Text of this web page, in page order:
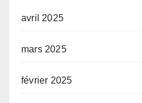
avril 2025
mars 2025
février 2025